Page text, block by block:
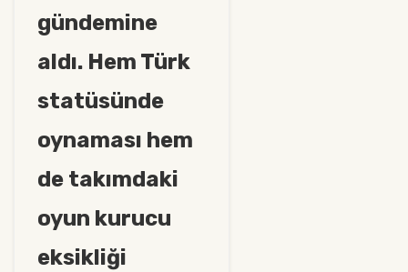
gündemine
aldı. Hem Türk
statüsünde
oynaması hem
de takımdaki
oyun kurucu
eksikliği